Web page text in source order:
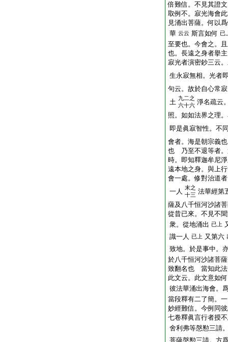
倍難信。不見其證
取例不。寂光海會
見涌出菩薩。何以
華 云云 斯言如何 已
至要也。今會之。
也。長遠之身者擧
寂光者演密鈔三云
生永寂無相。光者
句云。故於自心常
土 九二之
六十六 淨名疏云
照。如如法界之理
即是眞寂智性。不
會者。海是朝宗義
也 乃至不退等者。
時。即知釋迦牟尼
遠本地之身。與上
會一處。修對治道
一人 末之
十三 法華經第
薩及八千恒河沙諸
從昔已來。不見不
衆。從地涌出 已上
識一人 已上 又第六
致地。於是事中。
於八千恒河沙諸菩
致翻名也 當知此法
此文云。此文意如
彼法華涌出海會。
當段釋有二了簡。
妙經難信。今例同
七卷釋眞言行者授
舍利弗等慇懃三請
菩薩慇懃三請。方